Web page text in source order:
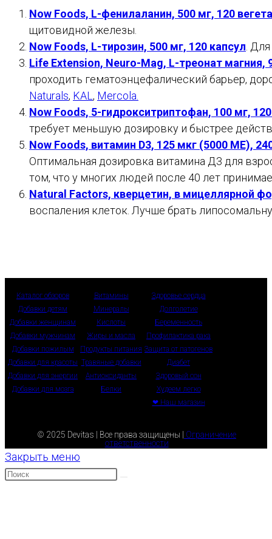
Now Foods, L-фенилаланин, 500 мг, 120
щитовидной железы.
Now Foods, L-тирозин, 500 мг, 120 капсул.
Life Extension, Neuro-Mag, L-треонат магния,
проходить гематоэнцефалический барьер,
Naturals, KAL, Mercola.
Now Foods, 5-гидрокситриптофан, 100 мг,
требует меньшую дозировку и быстрее
Now Foods, витамин D3, 125 мкг (5000 МЕ),
Оптимальная дозировка витамина Д3 для
том, что у многих людей после 40 лет
Natural Factors, кверцетин, в мицеллярной
воспаления клеток. Лучше брать
Каталог обзоров
Добавки детям
Добавки женщинам
Добавки мужчинам
Добавки пожилым
Добавки для красоты
Добавки для энергии
Добавки для мозга
Витамины
Минералы
Кислоты
Жиры и масла
Продукты питания
Травяные добавки
Антиоксиданты
Белки
Здоровье сердца
Долголетие
Беременность
Профилактика рака
Защита от патогенов
Диабет
Здоровый сон
Худеем легко
❤ Наш магазин
© 2025 Devitas | Все права защищены |
Ограничение
ответственности
Закрыть меню